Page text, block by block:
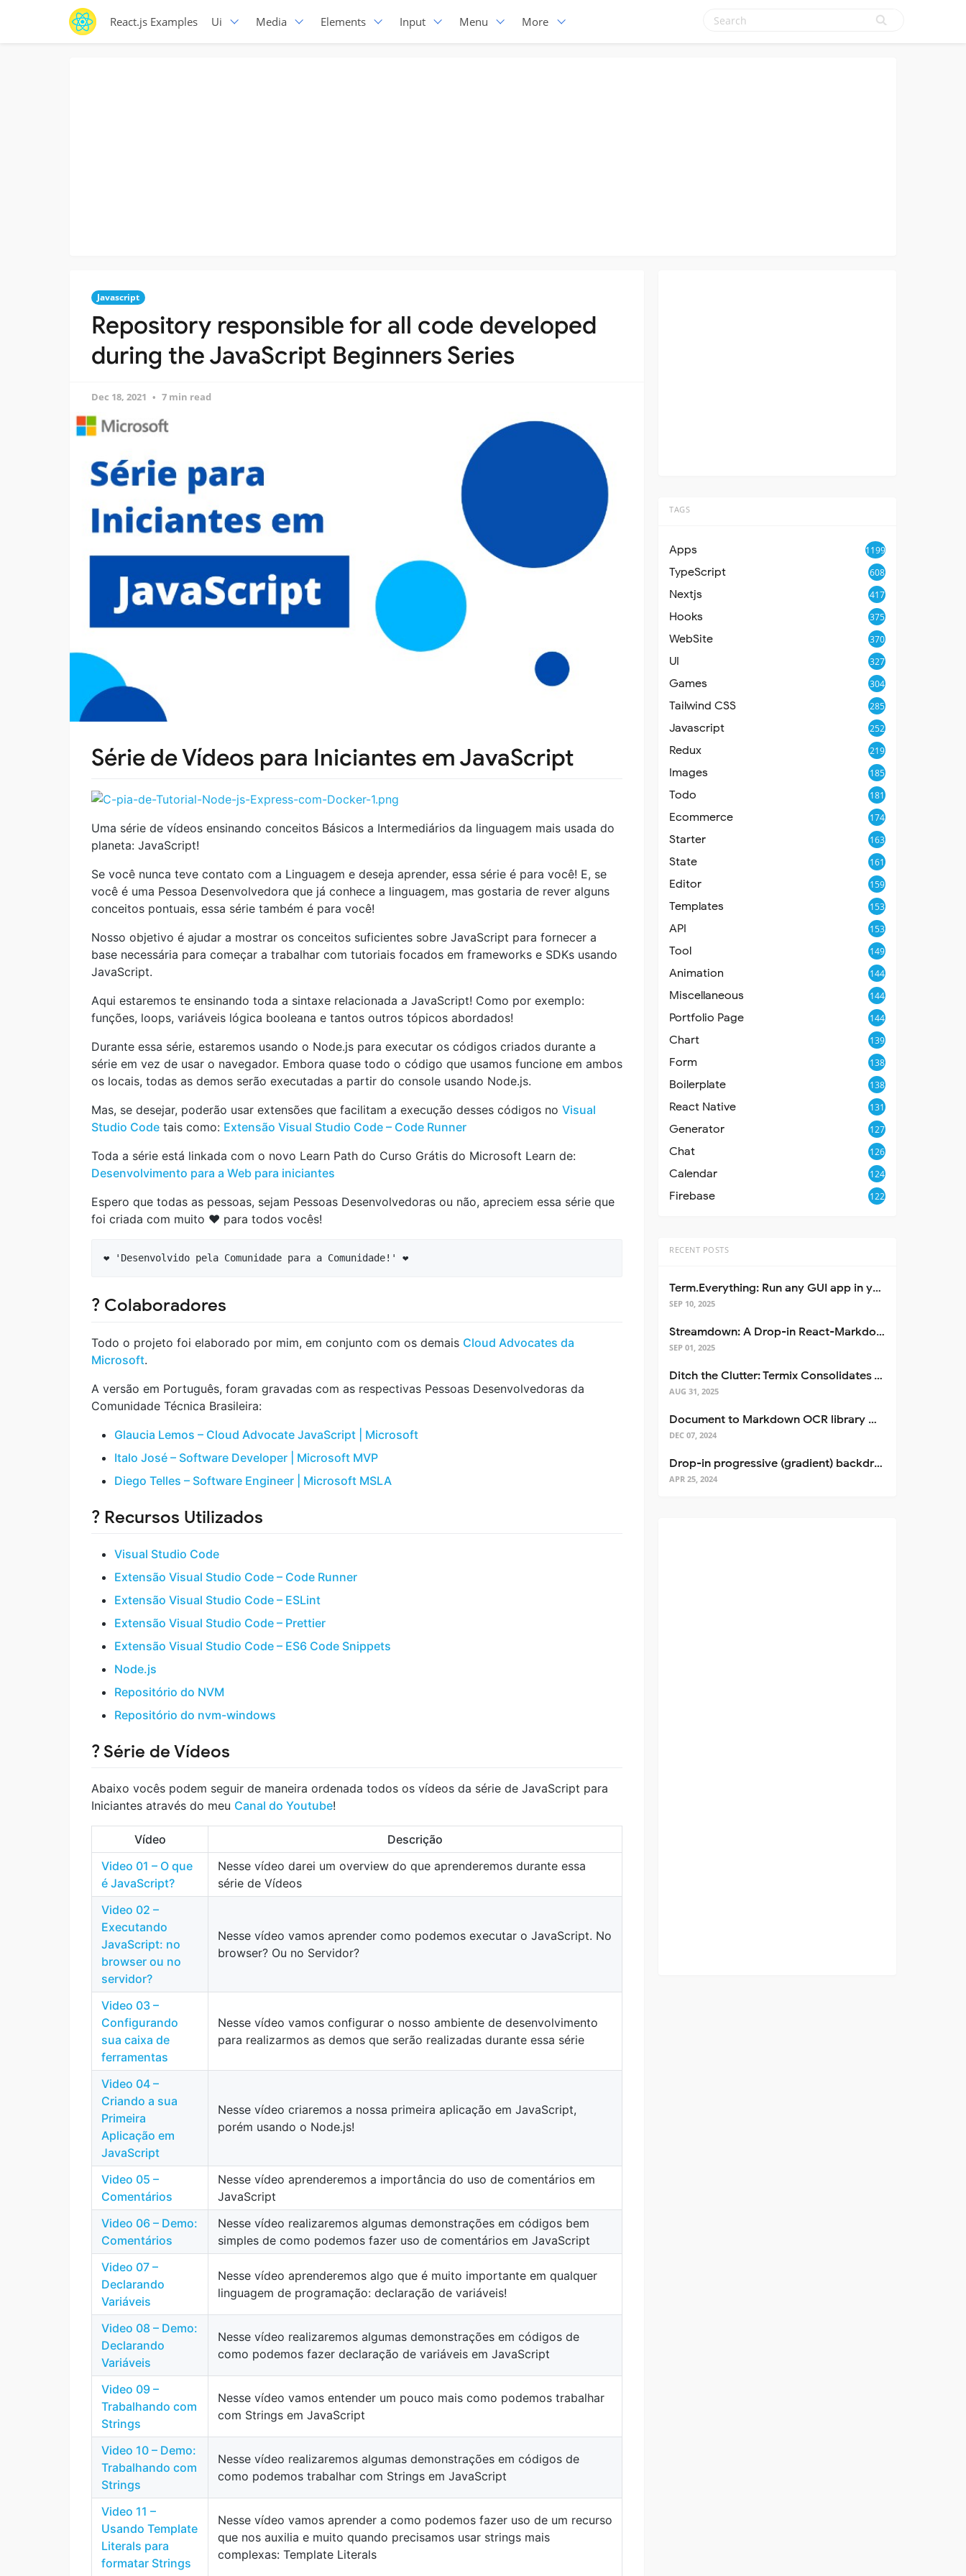
React.js Examples Ui Media Elements Input Menu More
Javascript
Repository responsible for all code developed
during the JavaScript Beginners Series
Dec 18, 2021 7 min read
Série de Vídeos para Iniciantes em JavaScript
Uma série de vídeos ensinando conceitos Básicos a Intermediários da linguagem mais usada do
planeta: JavaScript!
Se você nunca teve contato com a Linguagem e deseja aprender, essa série é para você! E, se
você é uma Pessoa Desenvolvedora que já conhece a linguagem, mas gostaria de rever alguns
conceitos pontuais, essa série também é para você!
Nosso objetivo é ajudar a mostrar os conceitos suficientes sobre JavaScript para fornecer a
base necessária para começar a trabalhar com tutoriais focados em frameworks e SDKs usando
JavaScript.
Aqui estaremos te ensinando toda a sintaxe relacionada a JavaScript! Como por exemplo:
funções, loops, variáveis lógica booleana e tantos outros tópicos abordados!
Durante essa série, estaremos usando o Node.js para executar os códigos criados durante a
série em vez de usar o navegador. Embora quase todo o código que usamos funcione em ambos
os locais, todas as demos serão executadas a partir do console usando Node.js.
Mas, se desejar, poderão usar extensões que facilitam a execução desses códigos no Visual
Studio Code tais como: Extensão Visual Studio Code – Code Runner
Toda a série está linkada com o novo Learn Path do Curso Grátis do Microsoft Learn de:
Desenvolvimento para a Web para iniciantes
Espero que todas as pessoas, sejam Pessoas Desenvolvedoras ou não, apreciem essa série que
foi criada com muito ❤️ para todos vocês!
? Colaboradores
Todo o projeto foi elaborado por mim, em conjunto com os demais Cloud Advocates da
Microsoft.
A versão em Português, foram gravadas com as respectivas Pessoas Desenvolvedoras da
Comunidade Técnica Brasileira:
Glaucia Lemos – Cloud Advocate JavaScript | Microsoft
Italo José – Software Developer | Microsoft MVP
Diego Telles – Software Engineer | Microsoft MSLA
? Recursos Utilizados
Visual Studio Code
Extensão Visual Studio Code – Code Runner
Extensão Visual Studio Code – ESLint
Extensão Visual Studio Code – Prettier
Extensão Visual Studio Code – ES6 Code Snippets
Node.js
Repositório do NVM
Repositório do nvm-windows
? Série de Vídeos
Abaixo vocês podem seguir de maneira ordenada todos os vídeos da série de JavaScript para
Iniciantes através do meu Canal do Youtube!
Vídeo
Descrição
Video 01 – O que
é JavaScript?
Nesse vídeo darei um overview do que aprenderemos durante essa
série de Vídeos
Video 02 –
Executando
JavaScript: no
browser ou no
servidor?
Nesse vídeo vamos aprender como podemos executar o JavaScript. No
browser? Ou no Servidor?
Video 03 –
Configurando
sua caixa de
ferramentas
Nesse vídeo vamos configurar o nosso ambiente de desenvolvimento
para realizarmos as demos que serão realizadas durante essa série
Video 04 –
Criando a sua
Primeira
Aplicação em
JavaScript
Nesse vídeo criaremos a nossa primeira aplicação em JavaScript,
porém usando o Node.js!
Video 05 –
Comentários
Nesse vídeo aprenderemos a importância do uso de comentários em
JavaScript
Video 06 – Demo:
Comentários
Nesse vídeo realizaremos algumas demonstrações em códigos bem
simples de como podemos fazer uso de comentários em JavaScript
Video 07 –
Declarando
Variáveis
Nesse vídeo aprenderemos algo que é muito importante em qualquer
linguagem de programação: declaração de variáveis!
Video 08 – Demo:
Declarando
Variáveis
Nesse vídeo realizaremos algumas demonstrações em códigos de
como podemos fazer declaração de variáveis em JavaScript
Video 09 –
Trabalhando com
Strings
Nesse vídeo vamos entender um pouco mais como podemos trabalhar
com Strings em JavaScript
Video 10 – Demo:
Trabalhando com
Strings
Nesse vídeo realizaremos algumas demonstrações em códigos de
como podemos trabalhar com Strings em JavaScript
Video 11 –
Usando Template
Literals para
formatar Strings
Nesse vídeo vamos aprender a como podemos fazer uso de um recurso
que nos auxilia e muito quando precisamos usar strings mais
complexas: Template Literals
TAGS
Apps 1199
TypeScript 608
Nextjs 417
Hooks 375
WebSite 370
UI 327
Games 304
Tailwind CSS 285
Javascript 252
Redux 219
Images 185
Todo 181
Ecommerce 174
Starter 163
State 161
Editor 159
Templates 153
API 153
Tool 149
Animation 144
Miscellaneous 144
Portfolio Page 144
Chart 139
Form 138
Boilerplate 138
React Native 131
Generator 127
Chat 126
Calendar 124
Firebase 122
RECENT POSTS
Term.Everything: Run any GUI app in your terminal—even over SSH
SEP 10, 2025
Streamdown: A Drop-in React-Markdown Replacement
SEP 01, 2025
Ditch the Clutter: Termix Consolidates Your Entire Server Workflow into One Self-Hosted Platform
AUG 31, 2025
Document to Markdown OCR library with Llama
DEC 07, 2024
Drop-in progressive (gradient) backdrop blur for React
APR 25, 2024